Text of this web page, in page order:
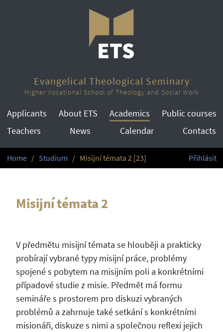
Evangelical Theological Seminary
Higher Vocational School of Theology and Social Work
Applicants About ETS Academics
Public courses
Teachers
News Calendar Contacts
Home Studium Misijní témata 2 [23] Přihlásit
Misijní témata 2
V předmětu misijní témata se hlouběji a prakticky
probírají vybrané typy misijní práce, problémy
spojené s pobytem na misijním poli a konkrétními
případové studie z misie. Předmět má formu
semináře s prostorem pro diskuzi vybraných
problémů a zahrnuje také setkání s konkrétními
misionáři, diskuze s nimi a společnou reflexi jejich